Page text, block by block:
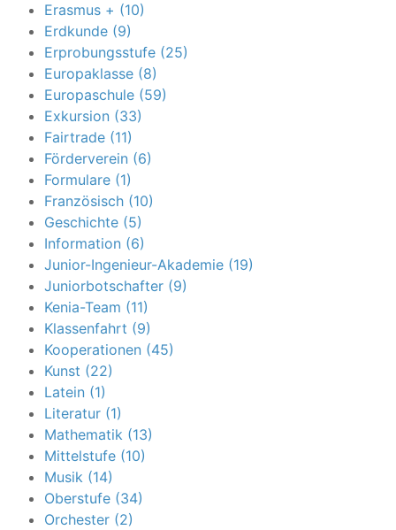
Erasmus + (10)
Erdkunde (9)
Erprobungsstufe (25)
Europaklasse (8)
Europaschule (59)
Exkursion (33)
Fairtrade (11)
Förderverein (6)
Formulare (1)
Französisch (10)
Geschichte (5)
Information (6)
Junior-Ingenieur-Akademie (19)
Juniorbotschafter (9)
Kenia-Team (11)
Klassenfahrt (9)
Kooperationen (45)
Kunst (22)
Latein (1)
Literatur (1)
Mathematik (13)
Mittelstufe (10)
Musik (14)
Oberstufe (34)
Orchester (2)